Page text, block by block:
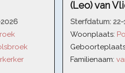
(Leo) van
Sterfdatum:
Woonplaats:
Familienaam: